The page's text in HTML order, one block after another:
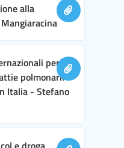
alla
per la
polmonari:
Italia - Stefano